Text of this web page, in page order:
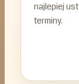
najlepiej
terminy.